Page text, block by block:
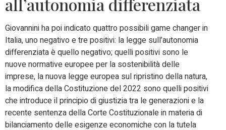
Giovannini ha poi indicato quattro possibili game changer in
Italia, uno negativo e tre positivi: la legge sull’autonomia
differenziata è quello negativo; quelli positivi sono le
nuove normative europee per la sostenibilità delle
imprese, la nuova legge europea sul ripristino della natura,
la modifica della Costituzione del 2022 sono quelli positivi
che introduce il principio di giustizia tra le generazioni e la
recente sentenza della Corte Costituzionale in materia di
bilanciamento delle esigenze economiche con la tutela